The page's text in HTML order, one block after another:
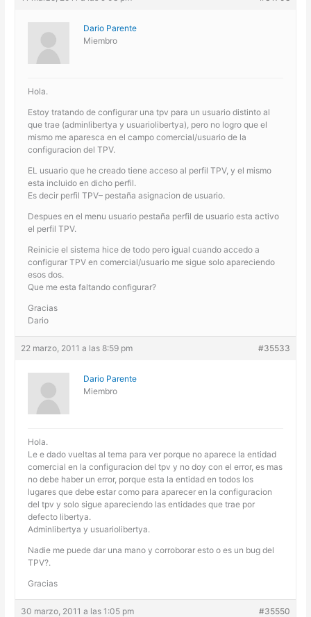
Dario Parente
Miembro
Hola.
Estoy tratando de configurar una tpv para un usuario distinto al
que trae (adminlibertya y usuariolibertya), pero no logro que el
mismo me aparesca en el campo comercial/usuario de la
configuracion del TPV.
EL usuario que he creado tiene acceso al perfil TPV, y el mismo
esta incluido en dicho perfil.
Es decir perfil TPV– pestaña asignacion de usuario.
Despues en el menu usuario pestaña perfil de usuario esta activo
el perfil TPV.
Reinicie el sistema hice de todo pero igual cuando accedo a
configurar TPV en comercial/usuario me sigue solo apareciendo
esos dos.
Que me esta faltando configurar?
Gracias
Dario
22 marzo, 2011 a las 8:59 pm #35533
Dario Parente
Miembro
Hola.
Le e dado vueltas al tema para ver porque no aparece la entidad
comercial en la configuracion del tpv y no doy con el error, es mas
no debe haber un error, porque esta la entidad en todos los
lugares que debe estar como para aparecer en la configuracion
del tpv y solo sigue apareciendo las entidades que trae por
defecto libertya.
Adminlibertya y usuariolibertya.
Nadie me puede dar una mano y corroborar esto o es un bug del
TPV?.
Gracias
30 marzo, 2011 a las 1:05 pm #35550